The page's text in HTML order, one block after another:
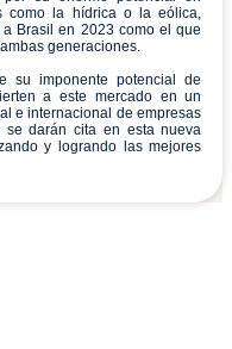
como la hídrica o la eólica,
Brasil en 2023 como el que
generaciones.
su imponente potencial de
a este mercado en un
e internacional de empresas
darán cita en esta nueva
y logrando las mejores